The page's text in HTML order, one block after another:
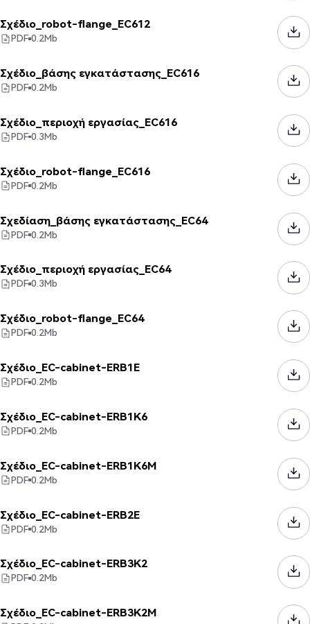
Σχέδιο_robot-flange_EC612
PDF 0.2Mb
Σχέδιο_βάσης εγκατάστασης_EC616
PDF 0.2Mb
Σχέδιο_περιοχή εργασίας_EC616
PDF 0.3Mb
Σχέδιο_robot-flange_EC616
PDF 0.2Mb
Σχεδίαση_βάσης εγκατάστασης_EC64
PDF 0.2Mb
Σχέδιο_περιοχή εργασίας_EC64
PDF 0.3Mb
Σχέδιο_robot-flange_EC64
PDF 0.2Mb
Σχέδιο_EC-cabinet-ERB1E
PDF 0.2Mb
Σχέδιο_EC-cabinet-ERB1K6
PDF 0.2Mb
Σχέδιο_EC-cabinet-ERB1K6M
PDF 0.2Mb
Σχέδιο_EC-cabinet-ERB2E
PDF 0.2Mb
Σχέδιο_EC-cabinet-ERB3K2
PDF 0.2Mb
Σχέδιο_EC-cabinet-ERB3K2M